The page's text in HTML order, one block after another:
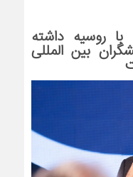
با روسیه داشته
بین المللی